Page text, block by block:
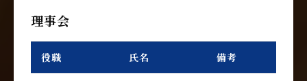
理事会
役職 氏名 備考